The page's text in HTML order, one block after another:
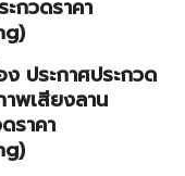
กวดราคา
ประกาศประกวด
พเสียงลาน
ราคา